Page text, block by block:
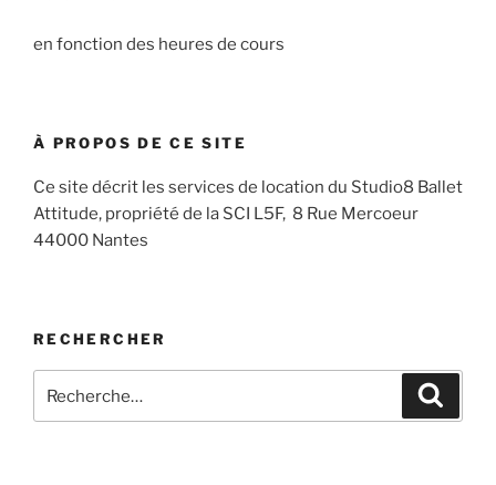
en fonction des heures de cours
À PROPOS DE CE SITE
Ce site décrit les services de location du Studio8 Ballet
Attitude, propriété de la SCI L5F, 8 Rue Mercoeur
44000 Nantes
RECHERCHER
pour